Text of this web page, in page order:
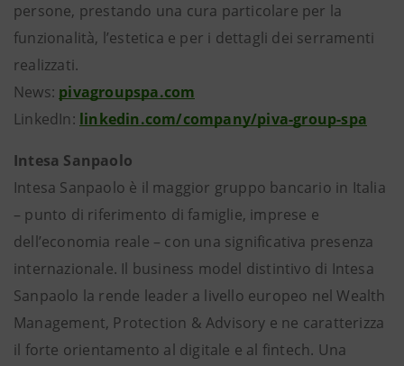
persone, prestando una cura particolare per la
funzionalità, l’estetica e per i dettagli dei serramenti
realizzati.
News: pivagroupspa.com
LinkedIn: linkedin.com/company/piva-group-spa
Intesa Sanpaolo
Intesa Sanpaolo è il maggior gruppo bancario in Italia
– punto di riferimento di famiglie, imprese e
dell’economia reale – con una significativa presenza
internazionale. Il business model distintivo di Intesa
Sanpaolo la rende leader a livello europeo nel Wealth
Management, Protection & Advisory e ne caratterizza
il forte orientamento al digitale e al fintech. Una